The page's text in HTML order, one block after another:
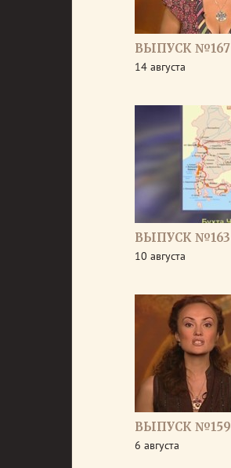
ВЫПУСК №167
14 августа
ВЫПУСК №163
10 августа
ВЫПУСК №159
6 августа